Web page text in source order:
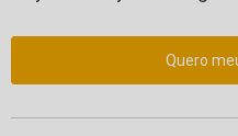
Quero